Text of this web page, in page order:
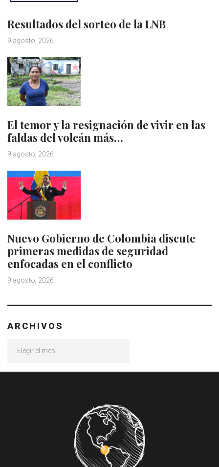
Resultados del sorteo de la LNB
9 agosto, 2026
El temor y la resignación de vivir en las
faldas del volcán más…
9 agosto, 2026
Nuevo Gobierno de Colombia discute
primeras medidas de seguridad
enfocadas en el conflicto
9 agosto, 2026
ARCHIVOS